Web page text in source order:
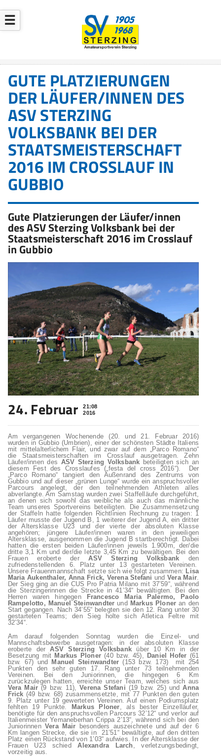
☰
GUTE PLATZIERUNGEN
DER LÄUFER/INNEN DES
ASV STERZING
VOLKSBANK BEI DER
STAATSMEISTERSCHAFT
2016 IM CROSSLAUF IN
GUBBIO
Gute Platzierungen der Läufer/innen
des ASV Sterzing Volksbank bei der
Staatsmeisterschaft 2016 im Crosslauf
in Gubbio
24. Februar
21:08
2016
Am vergangenen Wochenende (20. und 21. Februar 2016)
wurden in Gubbio (Umbrien), einer der schönsten Städte Italiens
mit mittelalterlichem Flair, und zwar auf dem „Parco Romano“
die Staatsmeisterschaften im Crosslauf ausgetragen. Zehn
Läufer/innen des ASV Sterzing Volksbank beteiligten sich an
diesem Fest des Crosslaufes („festa del cross 2016“). Der
„Parco Romano“ tangiert den Außenrand des Zentrums von
Gubbio und auf dieser „grünen Lunge“ wurde ein anspruchsvoller
Parcours angelegt, der den teilnehmenden Athleten alles
abverlangte. Am Samstag wurden zwei Staffelläufe durchgeführt,
an denen sich sowohl das weibliche als auch das männliche
Team unseres Sportvereins beteiligten. Die Zusammensetzung
der Staffeln hatte folgenden Richtlinien Rechnung zu tragen: 1
Läufer musste der Jugend B, 1 weiterer der Jugend A, ein dritter
der Altersklasse U23 und der vierte der absoluten Klasse
angehören; jüngere Läufer/innen waren in den jeweiligen
Altersklasse, ausgenommen die Jugend B startberechtigt. Dabei
hatten die ersten beiden Läufer/innen jeweils 1.900m, der/die
dritte 3,1 Km und der/die letzte 3,45 Km zu bewältigen. Bei den
Frauen eroberte derASV Sterzing Volksbank den
zufriedenstellenden 6. Platz unter 13 gestarteten Vereinen.
Unsere Frauenmannschaft setzte sich wie folgt zusammen: Lisa
Maria Aukenthaler, Anna Frick, Verena Stefani und Vera Mair.
Der Sieg ging an die CUS Pro Patria Milano mit 37’59“, während
die Sterzingerinnen die Strecke in 41’34“ bewältigten. Bei den
Herren waren hingegen Francesco Maria Palermo, Paolo
Rampelotto, Manuel Steinwandter und Markus Ploner an den
Start gegangen. Nach 34’55“ belegten sie den 12. Rang unter 30
gestarteten Teams; den Sieg holte sich Atletica Feltre mit
32’34“.
Am darauf folgenden Sonntag wurden die Einzel- und
Mannschaftsbewerbe ausgetragen: in der absoluten Klasse
eroberte derASV Sterzing Volksbank über 10 Km in der
Besetzung mit Markus Ploner (40 bzw. 45), Daniel Hofer (61
bzw. 67) und Manuel Steinwandter (153 bzw. 173) mit 254
Punkten den sehr guten 17. Rang unter 73 teilnehmenden
Vereinen. Bei den Juniorinnen, die hingegen 6 Km
zurückzulegen hatten, erreichte unser Team, welches sich aus
Vera Mair (9 bzw. 11),Verena Stefani (19 bzw. 25) undAnna
Frick (49 bzw. 68) zusammensetzte, mit 77 Punkten den guten
9. Platz unter 19 gewerteten Vereinen. Auf einen Podiumsplatz
fehlten 19 Punkte. Markus Ploner , als bester Einzelläufer,
benötigte für den anspruchsvollen Parcours 32’12“ und verlor auf
Italienmeister Yemaneberhan Crippa 2’13“, während sich bei den
Juniorinnen Vera Mair besonders auszeichnete und auf der 6
Km langen Strecke, die sie in 21’51“ bewältigte, auf den dritten
Platz einen Rückstand von 1’03“ aufwies. In der Altersklasse der
Frauen U23 schiedAlexandra Larch
, verletzungsbedingt,
vorzeitig aus.